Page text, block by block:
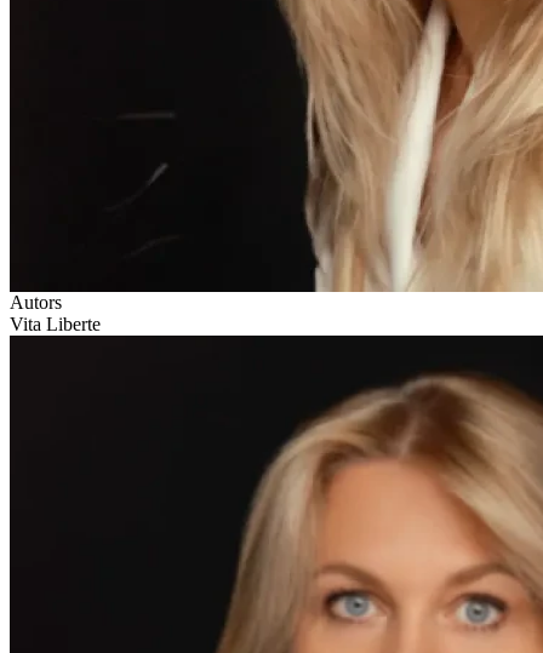
Autors
Vita Liberte